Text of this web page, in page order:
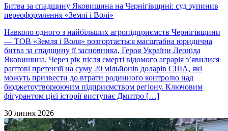
Битва за спадщину Яковишина на Чернігівщині: суд зупинив
переоформлення «Землі і Волі»
Навколо одного з найбільших агропідприємств Чернігівщини
— ТОВ «Земля і Воля» розгортається масштабна юридична
битва за спадщину її засновника, Героя України Леоніда
Яковишина. Через рік після смерті відомого аграрія з’явилися
раптові претензії на суму 20 мільйонів доларів США, які
можуть призвести до втрати родинного контролю над
бюджетоутворюючим підприємством регіону. Ключовим
фігурантом цієї історії виступає Дмитро […]
30 липня 2026